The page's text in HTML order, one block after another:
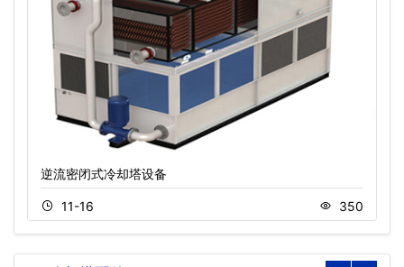
逆流密闭式冷却塔设备
11-16 350